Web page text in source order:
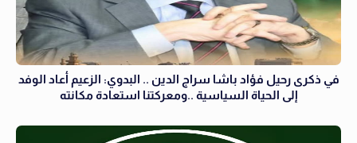
في ذكرى رحيل فؤاد باشا سراج الدين .. البدوي: الزعيم أعاد الوفد
إلى الحياة السياسية ..ومعركتنا استعادة مكانته